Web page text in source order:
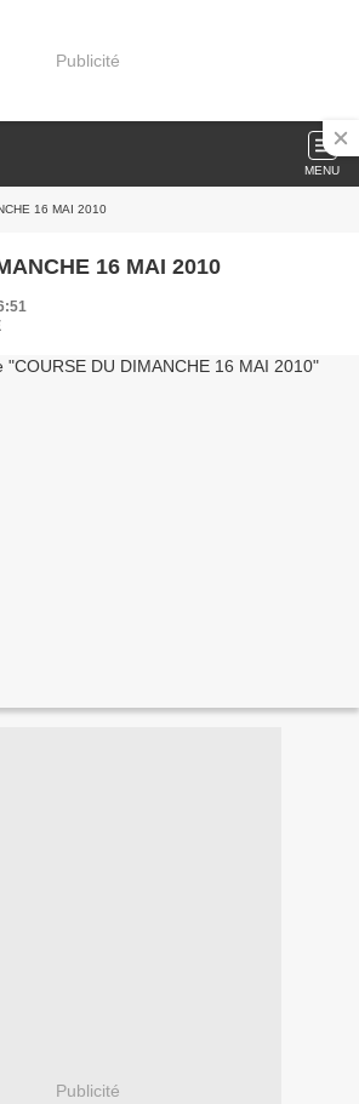
Publicité
MENU
16 MAI 2010
16 MAI 2010
Publicité